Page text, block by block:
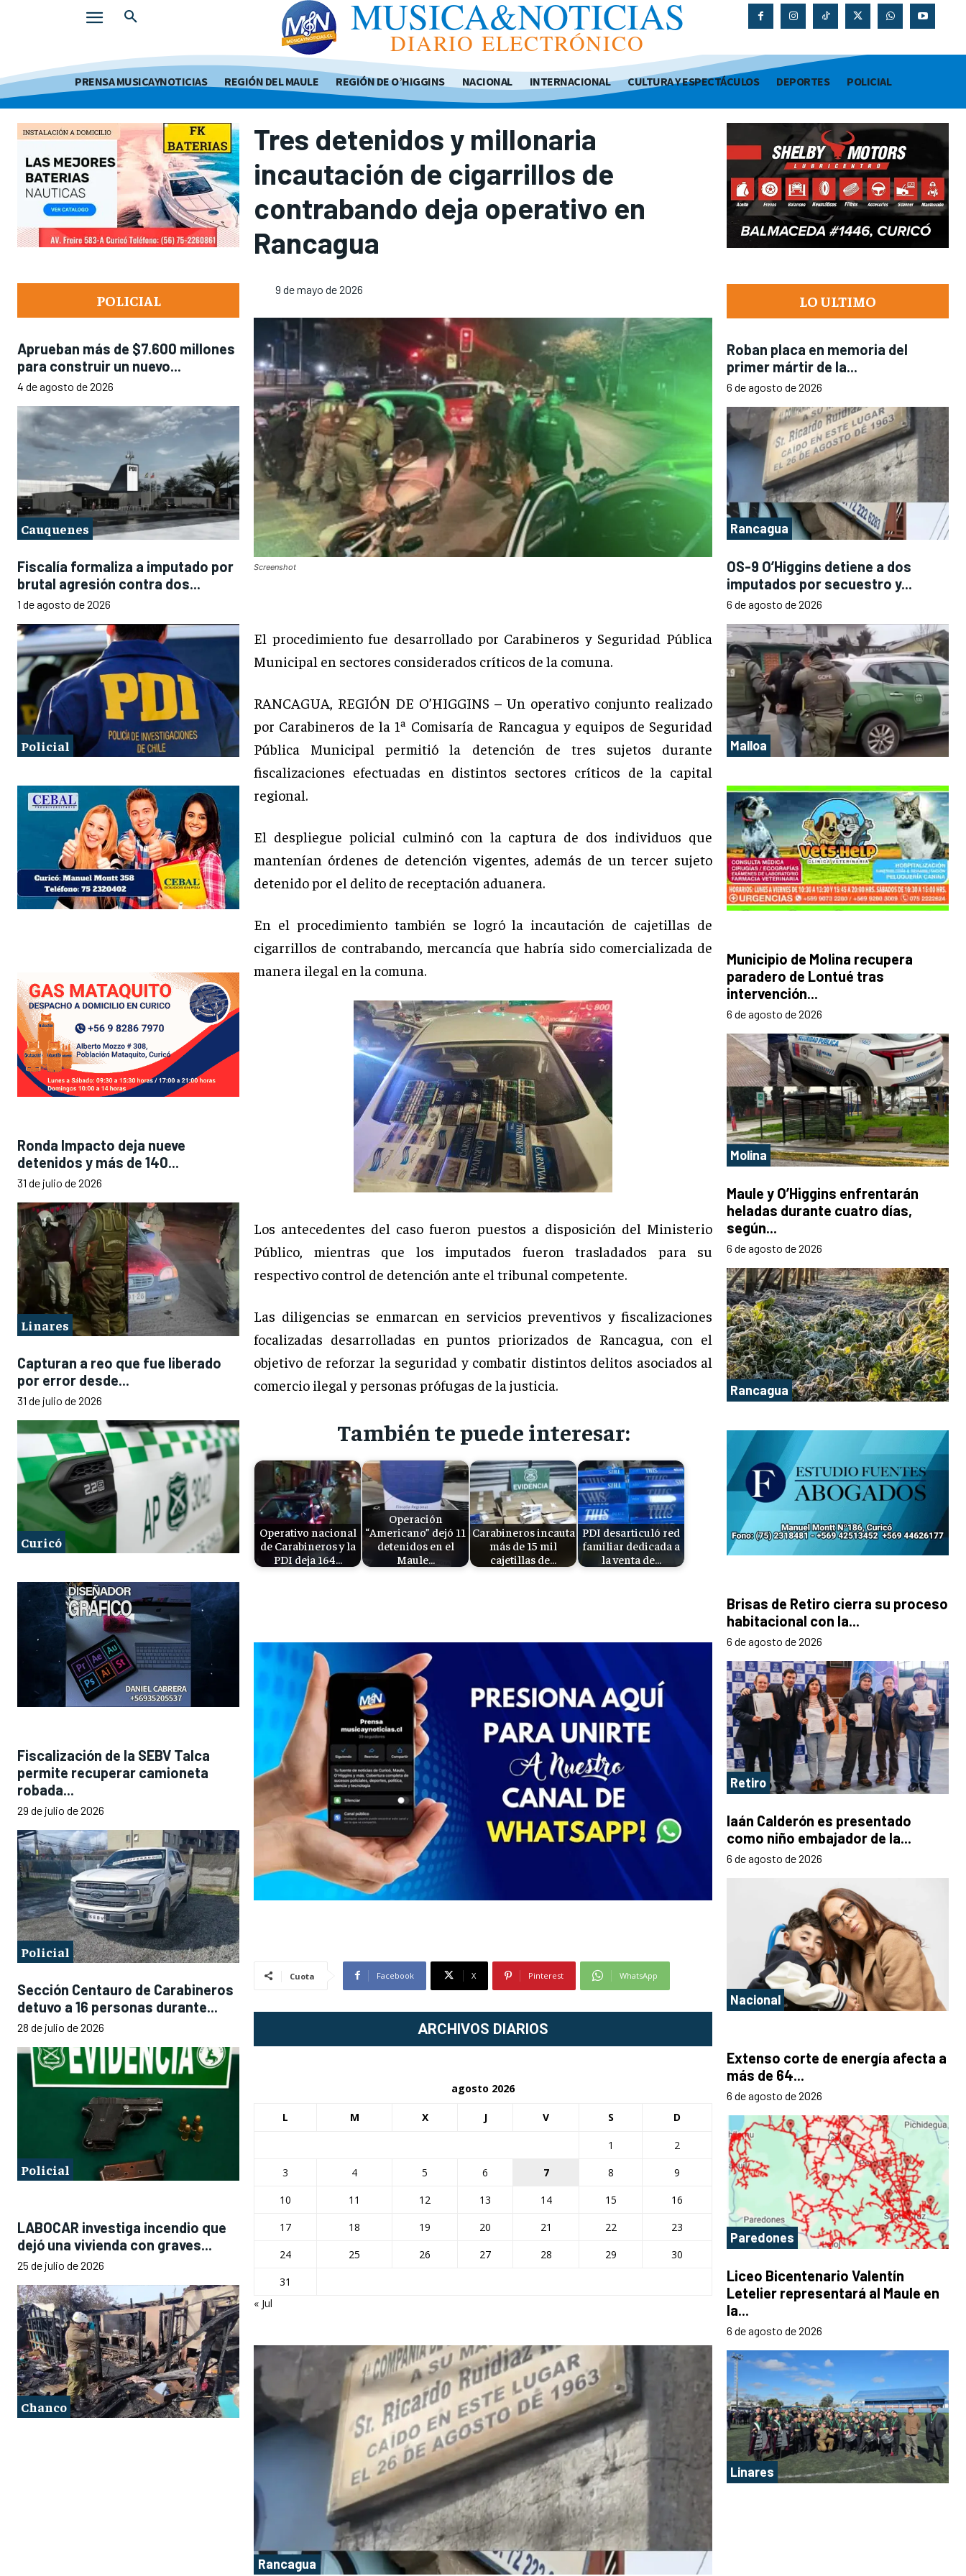
MUSICA&NOTICIAS
DIARIO ELECTRÓNICO
PRENSA MUSICAYNOTICIAS REGIÓN DEL MAULE REGIÓN DE O’HIGGINS NACIONAL INTERNACIONAL CULTURA Y ESPECTÁCULOS DEPORTES POLICIAL
POLICIAL
Aprueban más de $7.600 millones
para construir un nuevo...
4 de agosto de 2026
Cauquenes
Fiscalía formaliza a imputado por
brutal agresión contra dos...
1 de agosto de 2026
Policial
Ronda Impacto deja nueve
detenidos y más de 140...
31 de julio de 2026
Linares
Capturan a reo que fue liberado
por error desde...
31 de julio de 2026
Curicó
Fiscalización de la SEBV Talca
permite recuperar camioneta
robada...
29 de julio de 2026
Policial
Sección Centauro de Carabineros
detuvo a 16 personas durante...
28 de julio de 2026
Policial
LABOCAR investiga incendio que
dejó una vivienda con graves...
25 de julio de 2026
Chanco
Tres detenidos y millonaria
incautación de cigarrillos de
contrabando deja operativo en
Rancagua
9 de mayo de 2026
Screenshot
El procedimiento fue desarrollado por Carabineros y Seguridad Pública
Municipal en sectores considerados críticos de la comuna.
RANCAGUA, REGIÓN DE O’HIGGINS – Un operativo conjunto realizado
por Carabineros de la 1ª Comisaría de Rancagua y equipos de Seguridad
Pública Municipal permitió la detención de tres sujetos durante
fiscalizaciones efectuadas en distintos sectores críticos de la capital
regional.
El despliegue policial culminó con la captura de dos individuos que
mantenían órdenes de detención vigentes, además de un tercer sujeto
detenido por el delito de receptación aduanera.
En el procedimiento también se logró la incautación de cajetillas de
cigarrillos de contrabando, mercancía que habría sido comercializada de
manera ilegal en la comuna.
Los antecedentes del caso fueron puestos a disposición del Ministerio
Público, mientras que los imputados fueron trasladados para su
respectivo control de detención ante el tribunal competente.
Las diligencias se enmarcan en servicios preventivos y fiscalizaciones
focalizadas desarrolladas en puntos priorizados de Rancagua, con el
objetivo de reforzar la seguridad y combatir distintos delitos asociados al
comercio ilegal y personas prófugas de la justicia.
También te puede interesar:
Operativo nacional
de Carabineros y la
PDI deja 164…
Operación
“Americano” dejó 11
detenidos en el
Maule…
Carabineros incauta
más de 15 mil
cajetillas de…
PDI desarticuló red
familiar dedicada a
la venta de…
Cuota Facebook X Pinterest WhatsApp
ARCHIVOS DIARIOS
agosto 2026
L M X J V S D
1
2
3
4 5 6 7 8
9
10
11 12 13 14 15
16
17
18 19 20 21 22
23
24
25 26 27 28 29
30
31
« Jul
Rancagua
LO ULTIMO
Roban placa en memoria del
primer mártir de la...
6 de agosto de 2026
Rancagua
OS-9 O’Higgins detiene a dos
imputados por secuestro y...
6 de agosto de 2026
Malloa
Municipio de Molina recupera
paradero de Lontué tras
intervención...
6 de agosto de 2026
Molina
Maule y O’Higgins enfrentarán
heladas durante cuatro días,
según...
6 de agosto de 2026
Rancagua
Brisas de Retiro cierra su proceso
habitacional con la...
6 de agosto de 2026
Retiro
Iaán Calderón es presentado
como niño embajador de la...
6 de agosto de 2026
Nacional
Extenso corte de energía afecta a
más de 64...
6 de agosto de 2026
Paredones
Liceo Bicentenario Valentín
Letelier representará al Maule en
la...
6 de agosto de 2026
Linares